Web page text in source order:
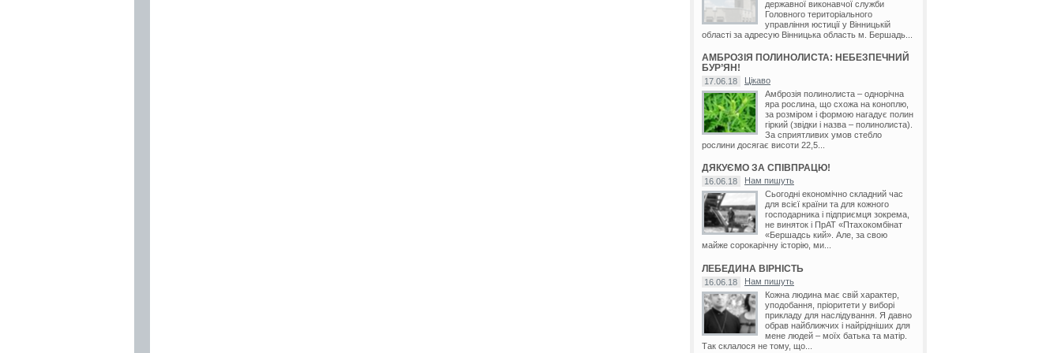
державної виконавчої служби
Головного територіального
управління юстиції у Вінницькій
області за адресую Вінницька область м. Бершадь...
АМБРОЗІЯ ПОЛИНОЛИСТА: НЕБЕЗПЕЧНИЙ
БУР’ЯН!
17.06.18
Цікаво
Амброзія полинолиста – однорічна
яра рослина, що схожа на коноплю,
за розміром і формою нагадує полин
гіркий (звідки і назва – полинолиста).
За сприятливих умов стебло
рослини досягає висоти 22,5...
ДЯКУЄМО ЗА СПІВПРАЦЮ!
16.06.18
Нам пишуть
Сьогодні економічно складний час
для всієї країни та для кожного
господарника і підприємця зокрема,
не виняток і ПрАТ «Птахокомбінат
«Бершадсь кий». Але, за свою
майже сорокарічну історію, ми...
ЛЕБЕДИНА ВІРНІСТЬ
16.06.18
Нам пишуть
Кожна людина має свій характер,
уподобання, пріоритети у виборі
прикладу для наслідування. Я давно
обрав найближчих і найрідніших для
мене людей – моїх батька та матір.
Так склалося не тому, що...